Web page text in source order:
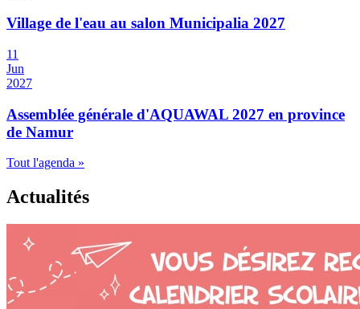
Village de l'eau au salon Municipalia 2027
11
Jun
2027
Assemblée générale d'AQUAWAL 2027 en province
de Namur
Tout l'agenda »
Actualités